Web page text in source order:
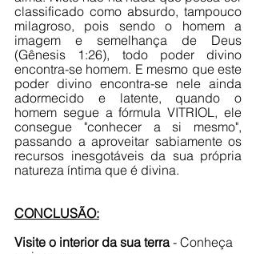
classificado como absurdo, tampouco
milagroso, pois sendo o homem a
imagem e semelhança de Deus
(Gênesis 1:26), todo poder divino
encontra-se homem. E mesmo que este
poder divino encontra-se nele ainda
adormecido e latente, quando o
homem segue a fórmula VITRIOL, ele
consegue "conhecer a si mesmo",
passando a aproveitar sabiamente os
recursos inesgotáveis da sua própria
natureza íntima que é divina.
CONCLUSÃO:
Visite o interior da sua terra - Conheça